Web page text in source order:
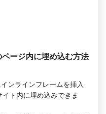
ージ内に埋め込む方法
ンラインフレームを挿入
ト内に埋め込みできま